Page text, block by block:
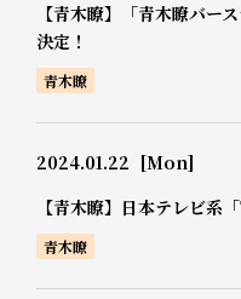
【青木瞭】「青木瞭バー
決定！
青木瞭
2024.01.22 [Mon]
【青木瞭】日本テレビ系
青木瞭